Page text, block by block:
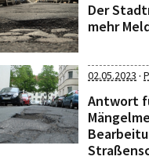
Der
mehr
02.05.2023 ·
Antwort